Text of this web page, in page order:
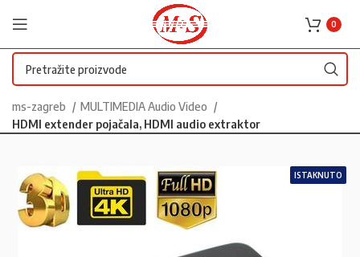
0
ms-zagreb
MULTIMEDIA Audio Video
HDMI extender pojačala, HDMI audio extraktor
ISTAKNUTO